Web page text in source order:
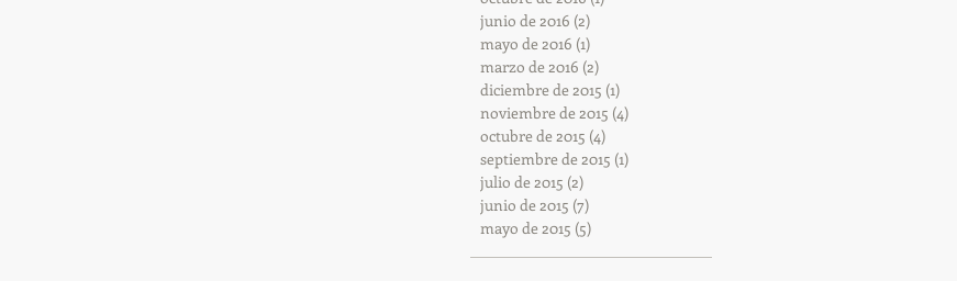
junio de 2016 (2)
mayo de 2016 (1)
marzo de 2016 (2)
diciembre de 2015 (1)
noviembre de 2015 (4)
octubre de 2015 (4)
septiembre de 2015 (1)
julio de 2015 (2)
junio de 2015 (7)
mayo de 2015 (5)